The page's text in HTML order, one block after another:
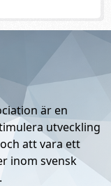
är en
utveckling
att vara ett
inom svensk